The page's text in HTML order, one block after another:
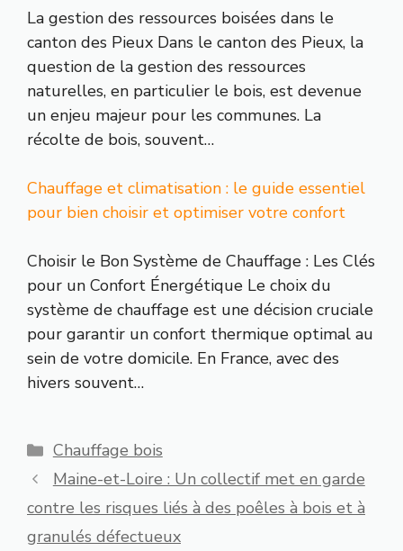
La gestion des ressources boisées dans le
canton des Pieux Dans le canton des Pieux, la
question de la gestion des ressources
naturelles, en particulier le bois, est devenue
un enjeu majeur pour les communes. La
récolte de bois, souvent…
Chauffage et climatisation : le guide essentiel
pour bien choisir et optimiser votre confort
Choisir le Bon Système de Chauffage : Les Clés
pour un Confort Énergétique Le choix du
système de chauffage est une décision cruciale
pour garantir un confort thermique optimal au
sein de votre domicile. En France, avec des
hivers souvent…
Catégories
Chauffage bois
Maine-et-Loire : Un collectif met en garde
contre les risques liés à des poêles à bois et à
granulés défectueux